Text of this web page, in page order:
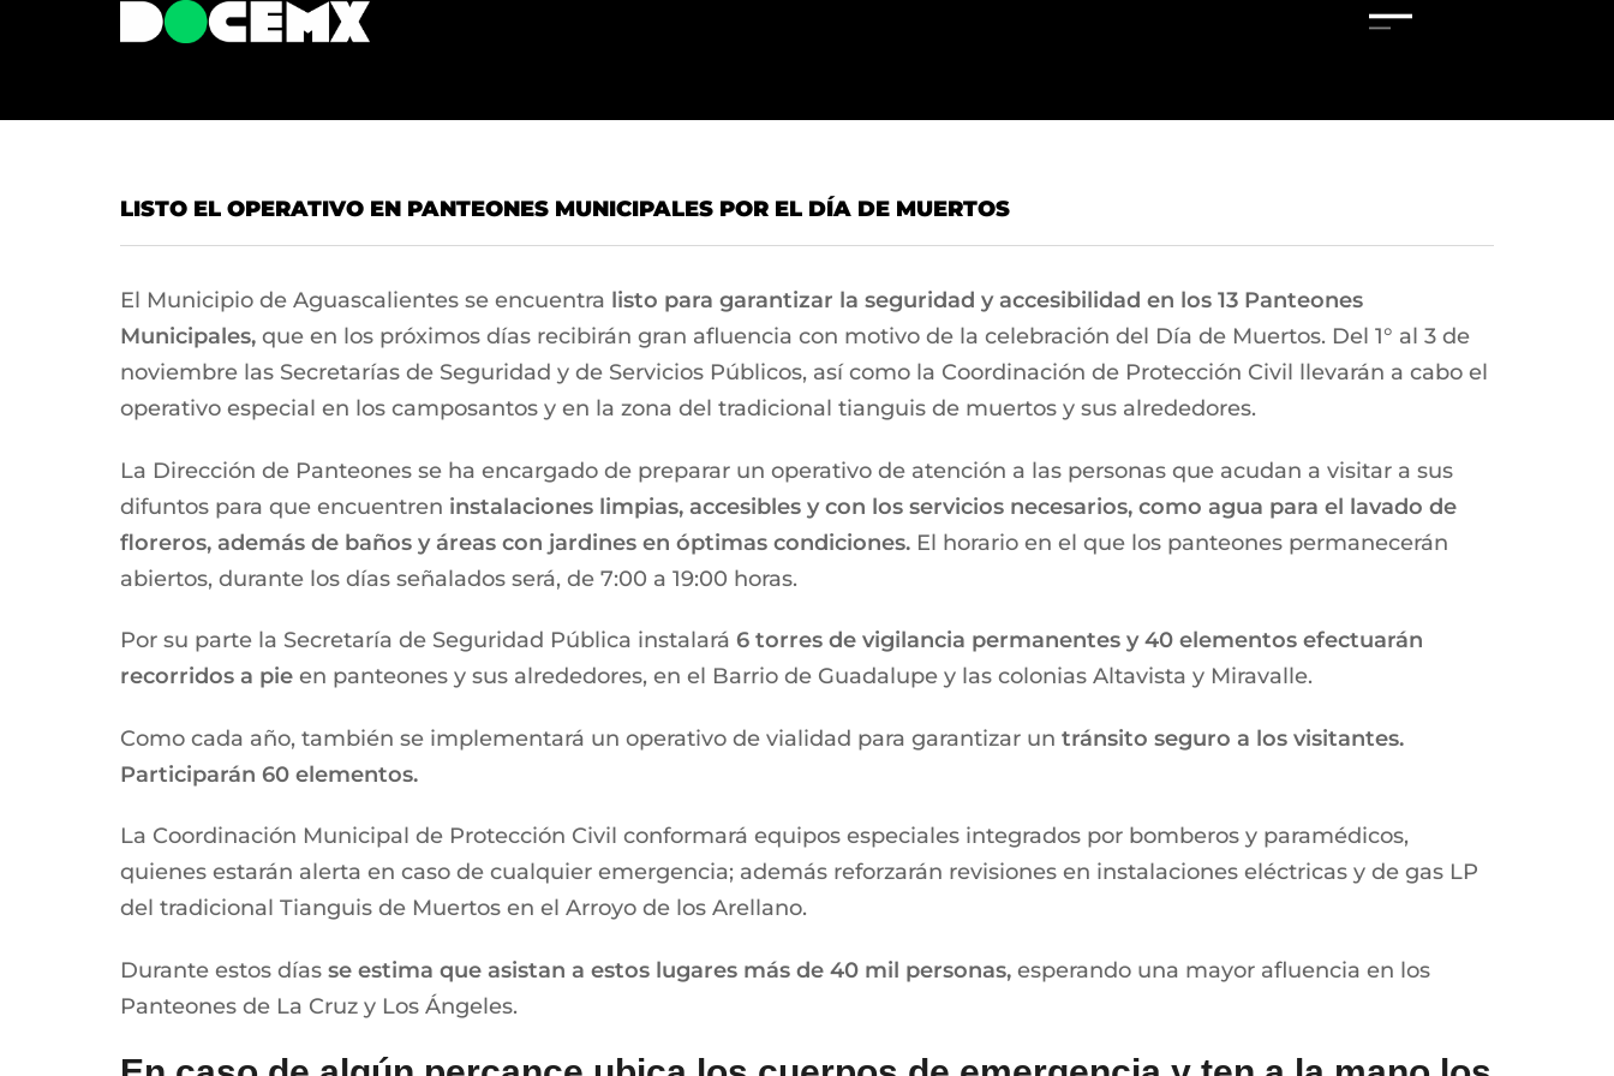
LISTO EL OPERATIVO EN PANTEONES MUNICIPALES POR EL DÍA DE MUERTOS
El Municipio de Aguascalientes se encuentra listo para garantizar la seguridad y accesibilidad en los 13 Panteones
Municipales, que en los próximos días recibirán gran afluencia con motivo de la celebración del Día de Muertos. Del 1° al 3 de
noviembre las Secretarías de Seguridad y de Servicios Públicos, así como la Coordinación de Protección Civil llevarán a cabo el
operativo especial en los camposantos y en la zona del tradicional tianguis de muertos y sus alrededores.
La Dirección de Panteones se ha encargado de preparar un operativo de atención a las personas que acudan a visitar a sus
difuntos para que encuentren instalaciones limpias, accesibles y con los servicios necesarios, como agua para el lavado de
floreros, además de baños y áreas con jardines en óptimas condiciones. El horario en el que los panteones permanecerán
abiertos, durante los días señalados será, de 7:00 a 19:00 horas.
Por su parte la Secretaría de Seguridad Pública instalará 6 torres de vigilancia permanentes y 40 elementos efectuarán
recorridos a pie en panteones y sus alrededores, en el Barrio de Guadalupe y las colonias Altavista y Miravalle.
Como cada año, también se implementará un operativo de vialidad para garantizar un tránsito seguro a los visitantes.
Participarán 60 elementos.
La Coordinación Municipal de Protección Civil conformará equipos especiales integrados por bomberos y paramédicos,
quienes estarán alerta en caso de cualquier emergencia; además reforzarán revisiones en instalaciones eléctricas y de gas LP
del tradicional Tianguis de Muertos en el Arroyo de los Arellano.
Durante estos días se estima que asistan a estos lugares más de 40 mil personas, esperando una mayor afluencia en los
Panteones de La Cruz y Los Ángeles.